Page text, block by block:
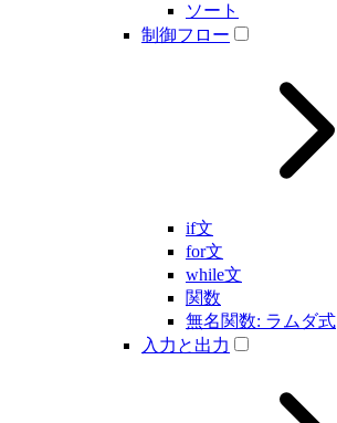
ソート
制御フロー
if文
for文
while文
関数
無名関数: ラムダ式
入力と出力